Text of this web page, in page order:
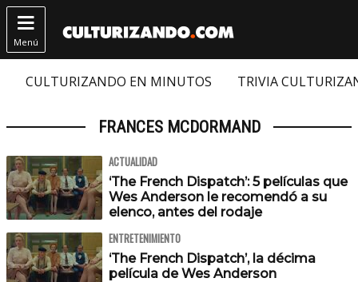

Menú
CULTURIZANDO EN MINUTOS TRIVIA
FRANCES MCDORMAND
ACTUALIDAD
‘The French Dispatch’: 5 películas que
Wes Anderson le recomendó a su
elenco, antes del rodaje
ENTRETENIMIENTO
‘The French Dispatch’, la décima
película de Wes Anderson